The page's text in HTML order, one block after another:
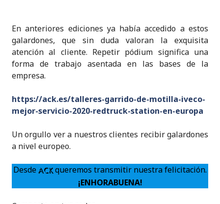
En anteriores ediciones ya había accedido a estos
galardones, que sin duda valoran la exquisita
atención al cliente. Repetir pódium significa una
forma de trabajo asentada en las bases de la
empresa.
https://ack.es/talleres-garrido-de-motilla-iveco-
mejor-servicio-2020-redtruck-station-en-europa
Un orgullo ver a nuestros clientes recibir galardones
a nivel europeo.
Desde ACK queremos transmitir nuestra felicitación.
¡ENHORABUENA!